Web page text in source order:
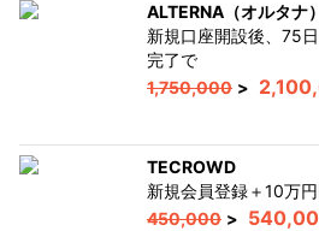
ALTERNA（オルタナ
新規口座開設後、75
完了で
1,750,000 >
TECROWD
新規会員登録＋10万
450,000 >